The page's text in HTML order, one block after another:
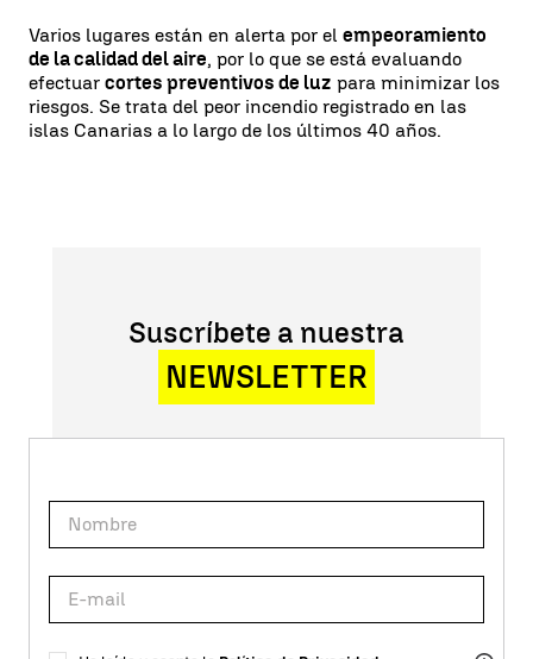
Varios lugares están en alerta por el empeoramiento
de la calidad del aire, por lo que se está evaluando
efectuar cortes preventivos de luz para minimizar los
riesgos. Se trata del peor incendio registrado en las
islas Canarias a lo largo de los últimos 40 años.
Suscríbete a nuestra
NEWSLETTER